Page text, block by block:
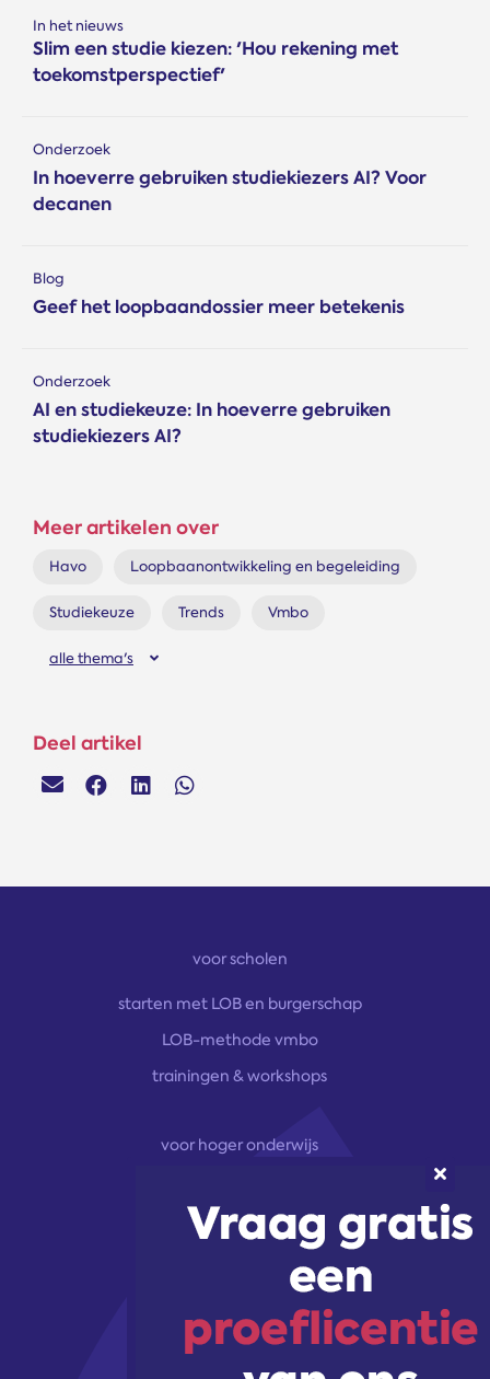
In het nieuws
Slim een studie kiezen: 'Hou rekening met
toekomstperspectief'
Onderzoek
In hoeverre gebruiken studiekiezers AI? Voor
decanen
Blog
Geef het loopbaandossier meer betekenis
Onderzoek
AI en studiekeuze: In hoeverre gebruiken
studiekiezers AI?
Meer artikelen over
Havo Loopbaanontwikkeling en begeleiding
Studiekeuze Trends Vmbo
alle thema's
Deel artikel
voor scholen
starten met LOB en burgerschap
LOB-methode vmbo
trainingen & workshops
voor hoger onderwijs
marketingoplossingen
trainingen & workshops
Volg ons!